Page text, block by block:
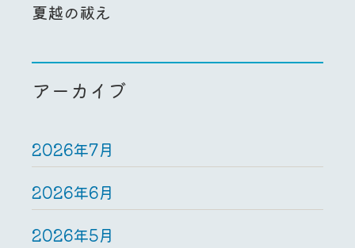
夏越の祓え
アーカイブ
2026年7月
2026年6月
2026年5月